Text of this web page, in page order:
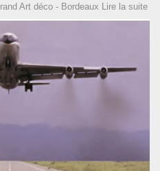
Art déco - Bordeaux
Lire la suite